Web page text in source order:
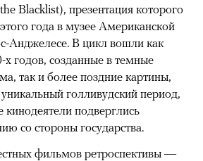
Blacklist), презентация которого
года в музее Американской
Анджелесе. В цикл вошли как
годов, созданные в темные
так и более поздние картины,
голливудский период,
кинодеятели подверглись
со стороны государства.
фильмов ретроспективы —